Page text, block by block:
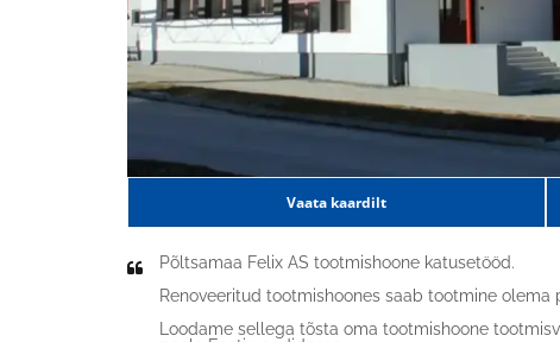
Vaata kaardilt
Põltsamaa Felix AS tootmishoone katusetööd.
Renoveeritud tootmishoones saab tootmine olema
Loodame sellega tõsta oma tootmishoone